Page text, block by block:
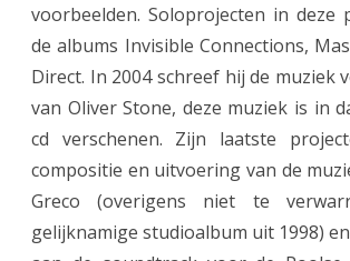
voorbeelden. Soloprojecten in deze
de albums Invisible Connections,
Direct. In 2004 schreef hij de muziek
van Oliver Stone, deze muziek is in
cd verschenen. Zijn laatste
compositie en uitvoering van de
Greco (overigens niet te
gelijknamige studioalbum uit 1998)